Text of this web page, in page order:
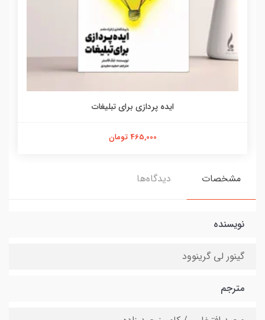
ایده پردازی برای تبلیغات
465,000 تومان
مشخصات دیدگاه‌ها
نویسنده
گینور لی گرینوود
مترجم